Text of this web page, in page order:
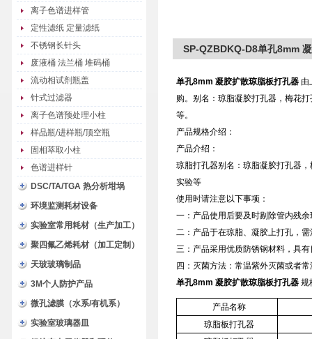
离子色谱进样管
定性滤纸 定量滤纸
不锈钢长针头
废液桶 法兰桶 堆码桶
流动相试剂瓶盖
针式过滤器
离子色谱预处理小柱
样品瓶/进样瓶/顶空瓶
固相萃取小柱
色谱进样针
DSC/TA/TGA 热分析坩埚
环境监测耗材设备
实验室常用耗材（生产加工）
聚四氟乙烯耗材（加工定制）
天玻玻璃制品
3M个人防护产品
微孔滤膜（水系/有机系）
实验室玻璃器皿
SP-QZBDKQ-D8单孔8mm
单孔8mm 凝胶扩散琼脂板打孔器 由
购。别名：琼脂凝胶打孔器，梅花
等。
产品规格介绍：
产品介绍：
琼脂打孔器别名：琼脂凝胶打孔器
实验等
使用时请注意以下事项：
一：产品使用后要及时剔除管内残
二：产品于在琼脂、凝胶上打孔，
三：产品采用优质防锈钢材料，具
四：灭菌方法：常温紫外灭菌或者
单孔8mm 凝胶扩散琼脂板打孔器 规
产品名称
琼脂板打孔器